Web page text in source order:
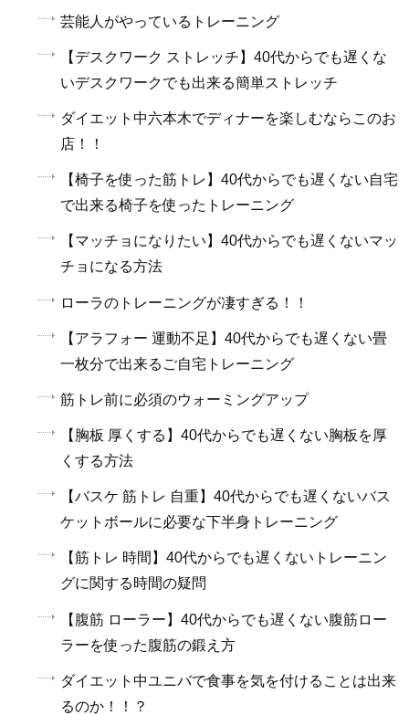
芸能人がやっているトレーニング
【デスクワーク ストレッチ】40代からでも遅くな
いデスクワークでも出来る簡単ストレッチ
ダイエット中六本木でディナーを楽しむならこのお
店！！
【椅子を使った筋トレ】40代からでも遅くない自宅
で出来る椅子を使ったトレーニング
【マッチョになりたい】40代からでも遅くないマッ
チョになる方法
ローラのトレーニングが凄すぎる！！
【アラフォー 運動不足】40代からでも遅くない畳
一枚分で出来るご自宅トレーニング
筋トレ前に必須のウォーミングアップ
【胸板 厚くする】40代からでも遅くない胸板を厚
くする方法
【バスケ 筋トレ 自重】40代からでも遅くないバス
ケットボールに必要な下半身トレーニング
【筋トレ 時間】40代からでも遅くないトレーニン
グに関する時間の疑問
【腹筋 ローラー】40代からでも遅くない腹筋ロー
ラーを使った腹筋の鍛え方
ダイエット中ユニバで食事を気を付けることは出来
るのか！！？